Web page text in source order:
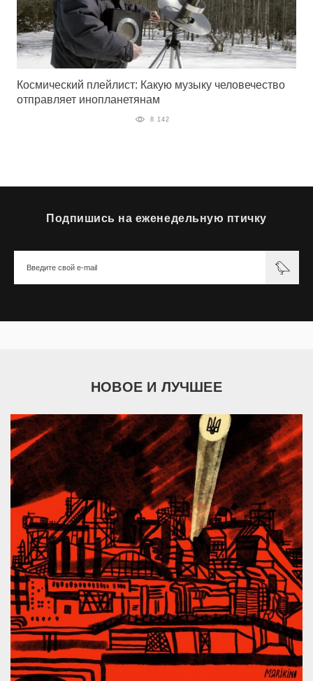
Космический плейлист: Какую музыку человечество
отправляет инопланетянам
8 142
Подпишись на еженедельную птичку
НОВОЕ И ЛУЧШЕЕ